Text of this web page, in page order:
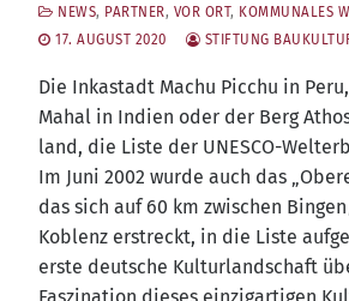
NEWS, PARTNER, VOR ORT, KOMMUNALES
17. AUGUST 2020
STIFTUNG
Die Inka­stadt Machu Pic­chu in
Mahal in Indi­en oder der Berg
land, die Lis­te der UNESCO-
Im Juni 2002 wur­de auch das
das sich auf 60 km zwi­schen
Koblenz erstreckt, in die Lis­te
ers­te deut­sche Kul­tur­land­schaft